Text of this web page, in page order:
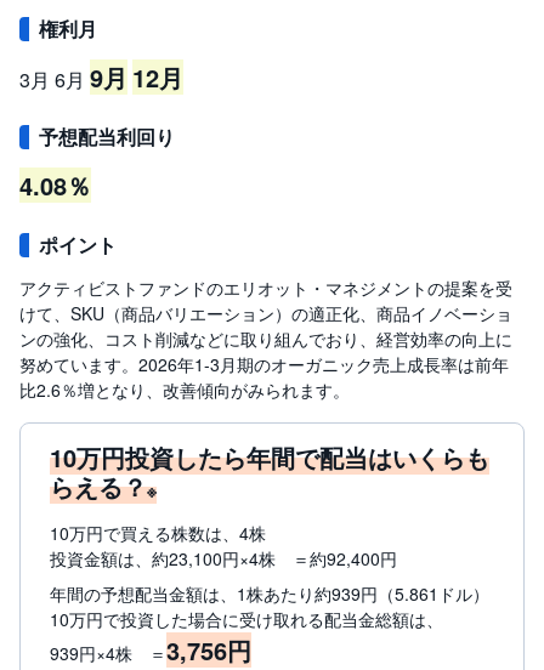
O
)
i
e
C
o
権利月
3月 6月 9月 12月
予想配当利回り
4.08％
ポイント
アクティビストファンドのエリオット・マネジメントの提案を受
けて、SKU（商品バリエーション）の適正化、商品イノベーショ
ンの強化、コスト削減などに取り組んでおり、経営効率の向上に
努めています。2026年1-3月期のオーガニック売上成長率は前年
比2.6％増となり、改善傾向がみられます。
10万円投資したら年間で配当はいくらも
らえる？※
10万円で買える株数は、4株
投資金額は、約23,100円×4株 ＝約92,400円
年間の予想配当金額は、1株あたり約939円（5.861ドル）
10万円で投資した場合に受け取れる配当金総額は、
939円×4株 ＝3,756円